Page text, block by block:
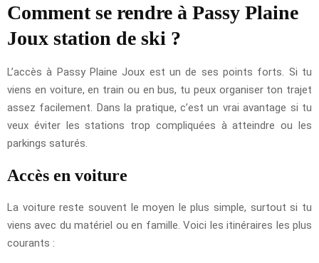
Comment se rendre à Passy Plaine
Joux station de ski ?
L’accès à Passy Plaine Joux est un de ses points forts. Si tu
viens en voiture, en train ou en bus, tu peux organiser ton trajet
assez facilement. Dans la pratique, c’est un vrai avantage si tu
veux éviter les stations trop compliquées à atteindre ou les
parkings saturés.
Accès en voiture
La voiture reste souvent le moyen le plus simple, surtout si tu
viens avec du matériel ou en famille. Voici les itinéraires les plus
courants :